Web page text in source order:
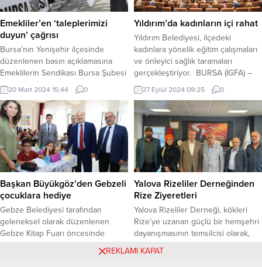
ediyor. · 2021 yılından bugüne
kadar öğrencilere toplam 279
milyon 439 bin 783,72 TL servis
ve...
öğrenciler katıldı. Bu yılki ana
teması “Dijital Geleceğin...
Emekliler’en ‘taleplerimizi
duyun’ çağrısı
Bursa’nın Yenişehir ilçesinde
düzenlenen basın açıklamasına
Emeklilerin Sendikası Bursa Şubesi
ile İnegöl Temsilciliği yöneticileri de
katıldı. Gürhan ADANA / BURSA
(İGFA) – Sendika yönetici ve üyeleri
Yenişehir Saat Kule Meydanı’ndan
Atatürk Anıtı’na kadar yürüdüler.
Atatürk Anıtı’nda basın açıklamasını
Tüm Emeklilerin Sendikası
Yenişehir Şube Başkanı Kamettin
Baştürk okudu. “Emeklilerin nasıl
geçinebildiğini...
20 Mart 2024 15:44 0
Yıldırım’da kadınların içi rahat
Yıldırım Belediyesi, ilçedeki
kadınlara yönelik eğitim çalışmaları
ve önleyici sağlık taramaları
gerçekleştiriyor. BURSA (İGFA) –
Yıldırım Belediyesi ve WM Medical
Park Hastanesi iş birliğinde ilçedeki
kadınlara ‘sağlıklı yaşamda
bilinçlendirme seminerleri’
düzenleniyor. Kadın ve Aile
Hizmetleri Müdürlüğü ile Sağlık
İşleri Müdürlüğü organizasyonunda
Yıldırım’ın 10 farklı noktasında
düzenlenecek 10 aylık
programlarda kadın...
27 Eylül 2024 09:25 0
Başkan Büyükgöz’den Gebzeli
çocuklara hediye
Gebze Belediyesi tarafından
geleneksel olarak düzenlenen
Gebze Kitap Fuarı öncesinde
kumbara hediye ediliyor. Gebze
Yalova Rizeliler Derneğinden
Rize Ziyeretleri
Yalova Rizeliler Derneği, kökleri
Rize’ye uzanan güçlü bir hemşehri
dayanışmasının temsilcisi olarak,
kuşaklara aktarma misyonuyla
12 Ekim 2025 14:35
REKLAMI KAPAT